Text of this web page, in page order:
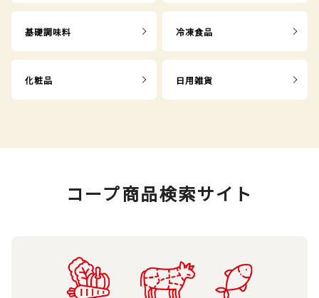
基礎調味料 冷凍食品
化粧品 日用雑貨
コープ商品検索サイト